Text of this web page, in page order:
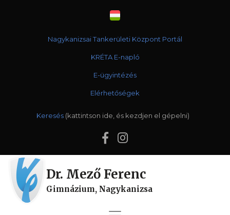
Nagykanizsai Tankerületi Központ Portál
KRÉTA E-napló
E-ügyintézés
Elérhetőségek
Keresés
Dr. Mező Ferenc
Gimnázium, Nagykanizsa